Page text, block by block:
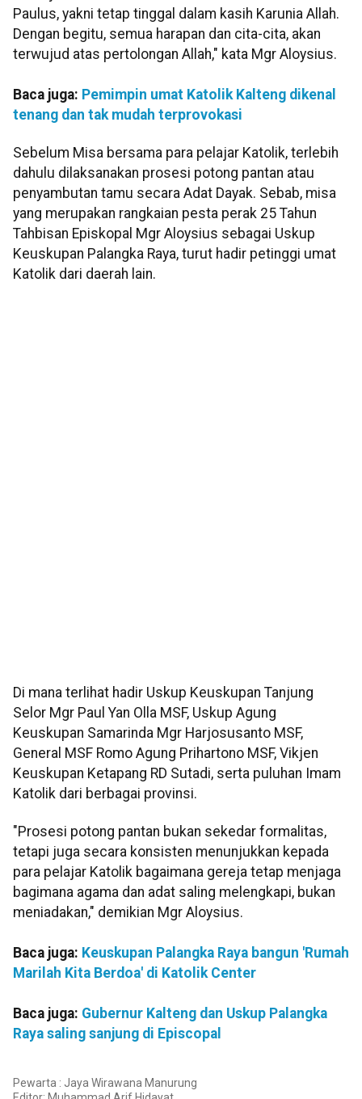
Paulus, yakni tetap tinggal dalam kasih Karunia Allah.
Dengan begitu, semua harapan dan cita-cita, akan
terwujud atas pertolongan Allah," kata Mgr Aloysius.
Baca juga: Pemimpin umat Katolik Kalteng dikenal
tenang dan tak mudah terprovokasi
Sebelum Misa bersama para pelajar Katolik, terlebih
dahulu dilaksanakan prosesi potong pantan atau
penyambutan tamu secara Adat Dayak. Sebab, misa
yang merupakan rangkaian pesta perak 25 Tahun
Tahbisan Episkopal Mgr Aloysius sebagai Uskup
Keuskupan Palangka Raya, turut hadir petinggi umat
Katolik dari daerah lain.
Di mana terlihat hadir Uskup Keuskupan Tanjung
Selor Mgr Paul Yan Olla MSF, Uskup Agung
Keuskupan Samarinda Mgr Harjosusanto MSF,
General MSF Romo Agung Prihartono MSF, Vikjen
Keuskupan Ketapang RD Sutadi, serta puluhan Imam
Katolik dari berbagai provinsi.
"Prosesi potong pantan bukan sekedar formalitas,
tetapi juga secara konsisten menunjukkan kepada
para pelajar Katolik bagaimana gereja tetap menjaga
bagimana agama dan adat saling melengkapi, bukan
meniadakan," demikian Mgr Aloysius.
Baca juga: Keuskupan Palangka Raya bangun 'Rumah
Marilah Kita Berdoa' di Katolik Center
Baca juga: Gubernur Kalteng dan Uskup Palangka
Raya saling sanjung di Episcopal
Pewarta : Jaya Wirawana Manurung